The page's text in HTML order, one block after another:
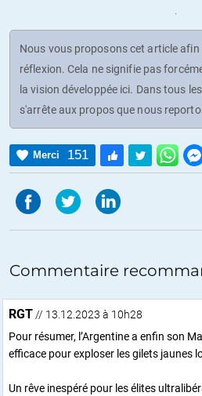
Nous vous proposons cet article
réflexion. Cela ne signifie pas
la vision développée ici. Dans tous
s'arrête aux propos que nous
Merci 151
Commentaire
RGT // 13.12.2023 à 10h28
Pour résumer, l’Argentine a enfin son
efficace pour exploser les gilets jaunes
Un rêve inespéré pour les élites